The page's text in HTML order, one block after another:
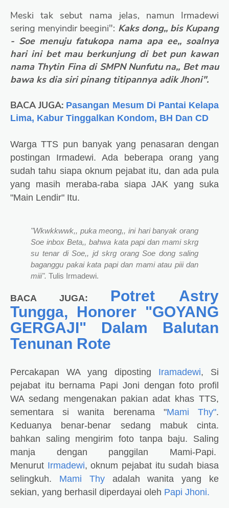
Meski tak sebut nama jelas, namun Irmadewi
sering menyindir beegini": Kaks dong,, bis Kupang
- Soe menuju fatukopa nama apa ee,, soalnya
hari ini bet mau berkunjung di bet pun kawan
nama Thytin Fina di SMPN Nunfutu na,, Bet mau
bawa ks dia siri pinang titipannya adik Jhoni".
BACA JUGA: Pasangan Mesum Di Pantai Kelapa
Lima, Kabur Tinggalkan Kondom, BH Dan CD
Warga TTS pun banyak yang penasaran dengan
postingan Irmadewi. Ada beberapa orang yang
sudah tahu siapa oknum pejabat itu, dan ada pula
yang masih meraba-raba siapa JAK yang suka
"Main Lendir" Itu.
"Wkwkkwwk,, puka meong,, ini hari banyak orang
Soe inbox Beta,, bahwa kata papi dan mami skrg
su tenar di Soe,, jd skrg orang Soe dong saling
baganggu pakai kata papi dan mami atau piii dan
miii". Tulis Irmadewi.
BACA JUGA: Potret Astry
Tungga, Honorer "GOYANG
GERGAJI" Dalam Balutan
Tenunan Rote
Percakapan WA yang diposting Iramadewi, Si
pejabat itu bernama Papi Joni dengan foto profil
WA sedang mengenakan pakian adat khas TTS,
sementara si wanita berenama "Mami Thy".
Keduanya benar-benar sedang mabuk cinta.
bahkan saling mengirim foto tanpa baju. Saling
manja dengan panggilan Mami-Papi.
Menurut Irmadewi, oknum pejabat itu sudah biasa
selingkuh. Mami Thyadalah wanita yang ke
sekian, yang berhasil diperdayai oleh Papi Jhoni.